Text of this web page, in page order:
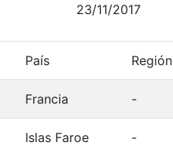
23/11/2017
País Región
Francia -
Islas Faroe -